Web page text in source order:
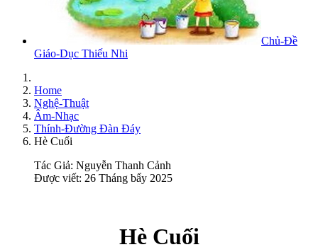
Chủ-Đề
Giáo-Dục Thiếu Nhi
Home
Nghệ-Thuật
Âm-Nhạc
Thính-Đường Đàn Đáy
Hè Cuối
Tác Giả: Nguyễn Thanh Cảnh
Được viết: 26 Tháng bẩy 2025
Hè Cuối